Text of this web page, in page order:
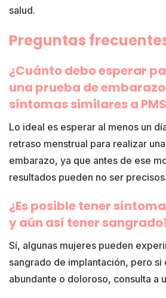
salud.
Preguntas
¿Cuánto debo esperar
una prueba de
síntomas similares a
Lo ideal es esperar al menos un
retraso menstrual para realizar
embarazo, ya que antes de ese
resultados pueden no ser precisos.
¿Es posible tener
y aún así tener
Sí, algunas mujeres pueden
sangrado de implantación, pero si
abundante o doloroso, consulta a